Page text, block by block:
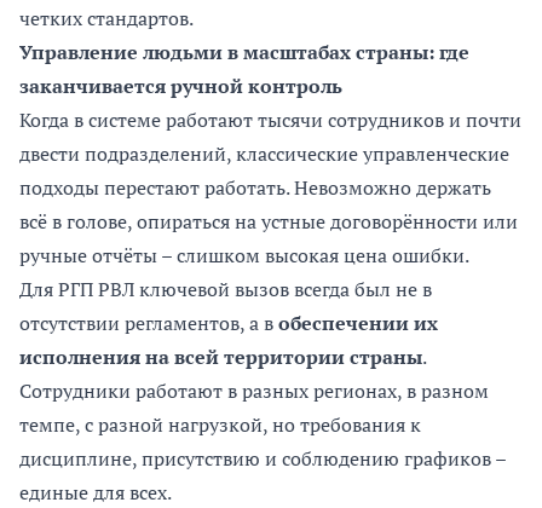
четких стандартов.
Управление людьми в масштабах страны: где
заканчивается ручной контроль
Когда в системе работают тысячи сотрудников и почти
двести подразделений, классические управленческие
подходы перестают работать. Невозможно держать
всё в голове, опираться на устные договорённости или
ручные отчёты – слишком высокая цена ошибки.
Для РГП РВЛ ключевой вызов всегда был не в
отсутствии регламентов, а вобеспечении их
исполнения на всей территории страны.
Сотрудники работают в разных регионах, в разном
темпе, с разной нагрузкой, но требования к
дисциплине, присутствию и соблюдению графиков –
единые для всех.